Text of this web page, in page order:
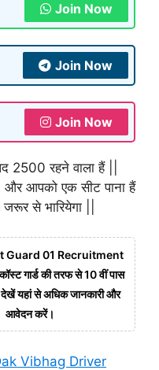
Join Now
Join Now
Join Now
रहने वाला हैं ||
आपको एक सीट पाना हैं
से भारियेगा ||
Guard 01 Recruitment
गार्ड की तरफ से 10 वीं पास
देखें यहां से अधिक जानकारी और
आवेदन करें।
Vibhag Driver